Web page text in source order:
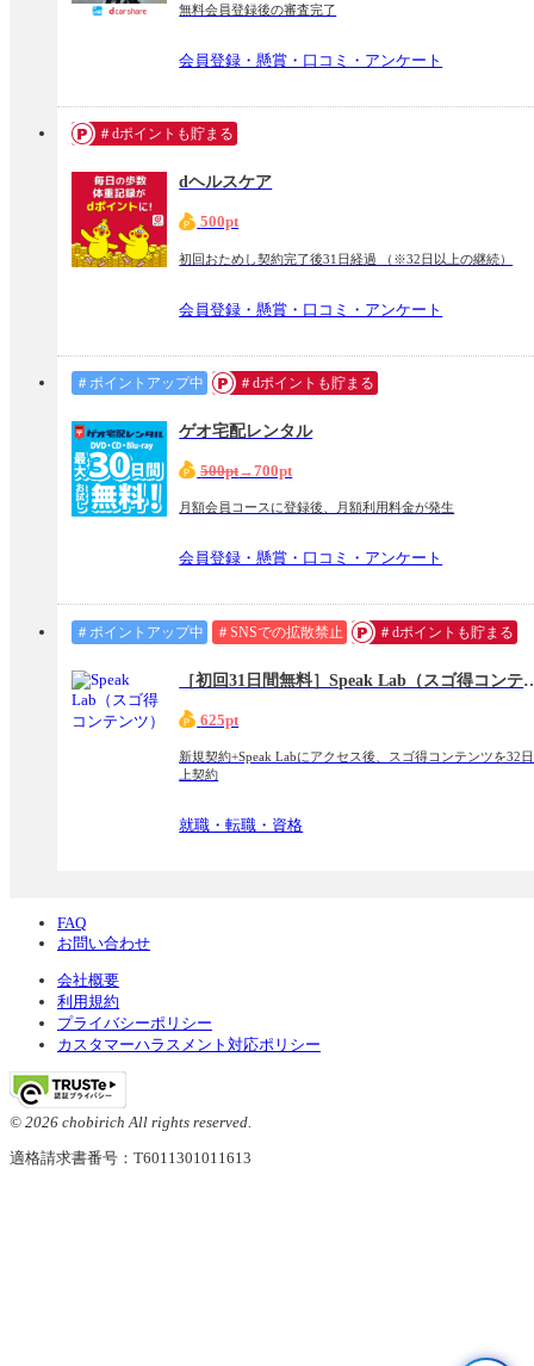
無料会員登録後の審査完了
会員登録・懸賞・口コミ・アンケート
＃dポイントも貯まる
dヘルスケア
500pt
初回おためし契約完了後31日経過 （※32日以上の継続）
会員登録・懸賞・口コミ・アンケート
＃ポイントアップ中 ＃dポイントも貯まる
ゲオ宅配レンタル
500pt→700pt
月額会員コースに登録後、月額利用料金が発生
会員登録・懸賞・口コミ・アンケート
＃ポイントアップ中 ＃SNSでの拡散禁止 ＃dポイントも貯まる
［初回31日間無料］
625pt
新規契約+Speak Labにアクセス後、スゴ得コンテンツを32
上契約
就職・転職・資格
FAQ
お問い合わせ
会社概要
利用規約
プライバシーポリシー
カスタマーハラスメント対応ポリシー
© 2026 chobirich All rights reserved.
適格請求書番号：T6011301011613